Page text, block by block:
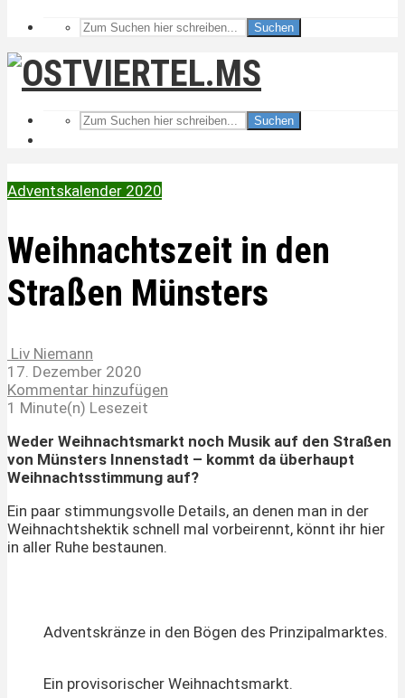
Suchen
Suchen
Adventskalender 2020
Weihnachtszeit in den
Straßen Münsters
Liv Niemann
17. Dezember 2020
Kommentar hinzufügen
1 Minute(n) Lesezeit
Weder Weihnachtsmarkt noch Musik auf den Straßen
von Münsters Innenstadt – kommt da überhaupt
Weihnachtsstimmung auf?
Ein paar stimmungsvolle Details, an denen man in der
Weihnachtshektik schnell mal vorbeirennt, könnt ihr hier
in aller Ruhe bestaunen.
Adventskränze in den Bögen des Prinzipalmarktes.
Ein provisorischer Weihnachtsmarkt.